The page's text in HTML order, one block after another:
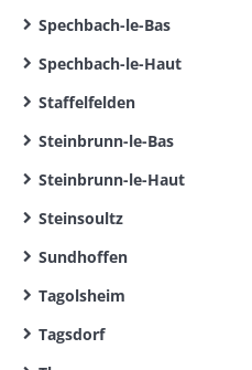
Spechbach-le-Bas
Spechbach-le-Haut
Staffelfelden
Steinbrunn-le-Bas
Steinbrunn-le-Haut
Steinsoultz
Sundhoffen
Tagolsheim
Tagsdorf